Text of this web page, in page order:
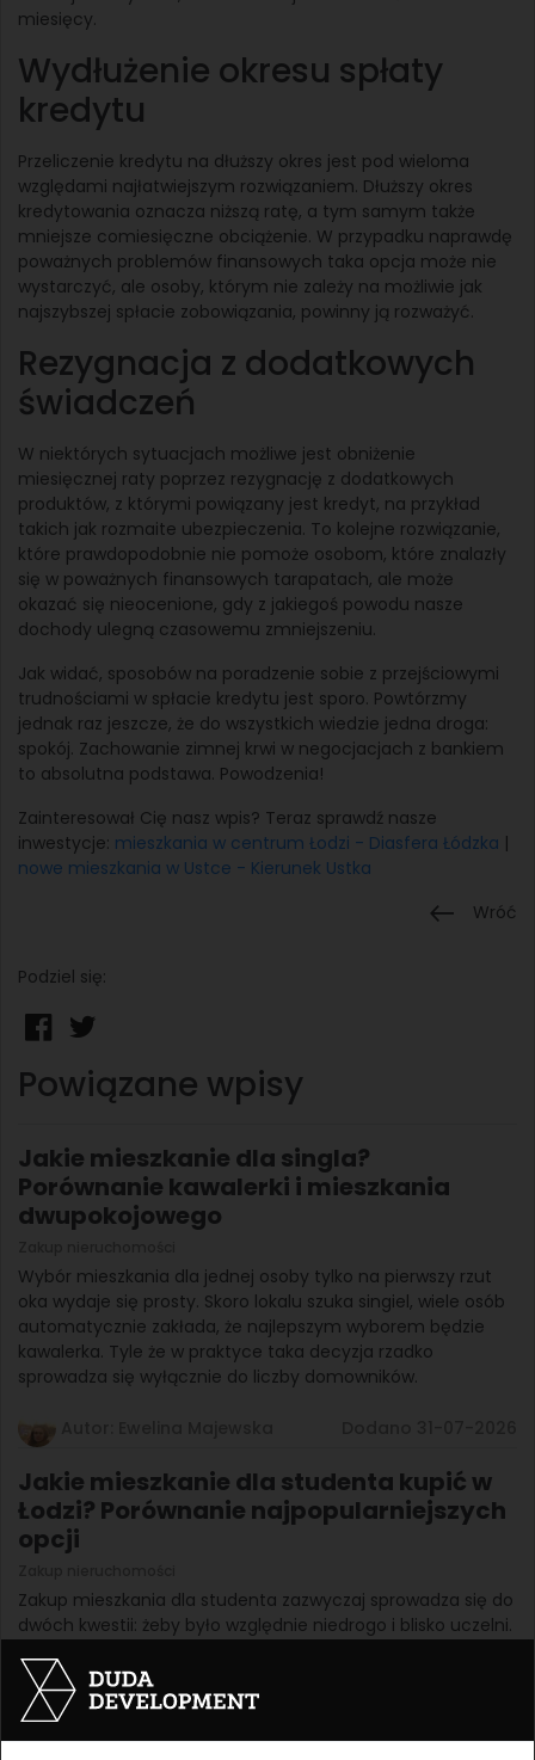
miesięcy.
Wydłużenie okresu spłaty
kredytu
Przeliczenie kredytu na dłuższy okres jest pod wieloma
względami najłatwiejszym rozwiązaniem. Dłuższy okres
kredytowania oznacza niższą ratę, a tym samym także
mniejsze comiesięczne obciążenie. W przypadku naprawdę
poważnych problemów finansowych taka opcja może nie
wystarczyć, ale osoby, którym nie zależy na możliwie jak
najszybszej spłacie zobowiązania, powinny ją rozważyć.
Rezygnacja z dodatkowych
świadczeń
W niektórych sytuacjach możliwe jest obniżenie
miesięcznej raty poprzez rezygnację z dodatkowych
produktów, z którymi powiązany jest kredyt, na przykład
takich jak rozmaite ubezpieczenia. To kolejne rozwiązanie,
które prawdopodobnie nie pomoże osobom, które znalazły
się w poważnych finansowych tarapatach, ale może
okazać się nieocenione, gdy z jakiegoś powodu nasze
dochody ulegną czasowemu zmniejszeniu.
Jak widać, sposobów na poradzenie sobie z przejściowymi
trudnościami w spłacie kredytu jest sporo. Powtórzmy
jednak raz jeszcze, że do wszystkich wiedzie jedna droga:
spokój. Zachowanie zimnej krwi w negocjacjach z bankiem
to absolutna podstawa. Powodzenia!
Zainteresował Cię nasz wpis? Teraz sprawdź nasze
inwestycje: mieszkania w centrum Łodzi - Diasfera Łódzka |
nowe mieszkania w Ustce - Kierunek Ustka
Wróć
Podziel się:
Powiązane wpisy
Jakie mieszkanie dla singla?
Porównanie kawalerki i mieszkania
dwupokojowego
Wybór mieszkania dla jednej osoby tylko na pierwszy rzut
oka wydaje się prosty. Skoro lokalu szuka singiel, wiele osób
automatycznie zakłada, że najlepszym wyborem będzie
kawalerka. Tyle że w praktyce taka decyzja rzadko
sprowadza się wyłącznie do liczby domowników.
Jakie mieszkanie dla studenta kupić w
Łodzi? Porównanie najpopularniejszych
opcji
Zakup mieszkania dla studenta zazwyczaj sprowadza się do
dwóch kwestii: żeby było względnie niedrogo i blisko uczelni.
tylko komfort życia, ale też dalsze koszty, elastyczność i
potencjał inwestycyjny.